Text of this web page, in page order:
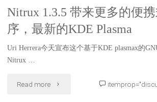
用
程
菜
Nitrux 1.3.5 带来更多的便
序，最新的KDE Plasma
Uri Herrera今天宣布这个基于KDE plasmax的
Nitrux …
Read more "Nitrux